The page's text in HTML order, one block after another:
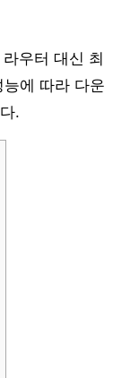
우터 대신 최
에 따라 다운
.